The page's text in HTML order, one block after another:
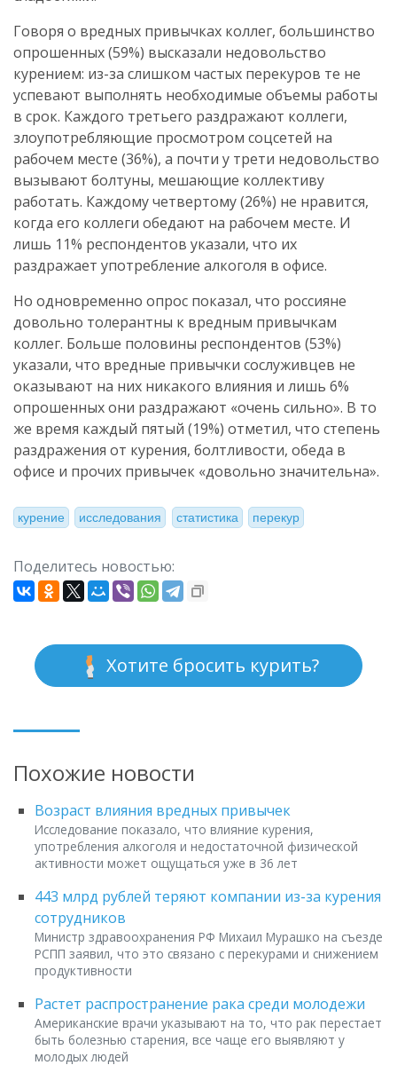
Говоря о вредных привычках коллег, большинство
опрошенных (59%) высказали недовольство
курением: из-за слишком частых перекуров те не
успевают выполнять необходимые объемы работы
в срок. Каждого третьего раздражают коллеги,
злоупотребляющие просмотром соцсетей на
рабочем месте (36%), а почти у трети недовольство
вызывают болтуны, мешающие коллективу
работать. Каждому четвертому (26%) не нравится,
когда его коллеги обедают на рабочем месте. И
лишь 11% респондентов указали, что их
раздражает употребление алкоголя в офисе.
Но одновременно опрос показал, что россияне
довольно толерантны к вредным привычкам
коллег. Больше половины респондентов (53%)
указали, что вредные привычки сослуживцев не
оказывают на них никакого влияния и лишь 6%
опрошенных они раздражают «очень сильно». В то
же время каждый пятый (19%) отметил, что степень
раздражения от курения, болтливости, обеда в
офисе и прочих привычек «довольно значительна».
курение исследования статистика перекур
Поделитесь новостью:
Хотите бросить курить?
Похожие новости
Возраст влияния вредных привычек
Исследование показало, что влияние курения,
употребления алкоголя и недостаточной физической
активности может ощущаться уже в 36 лет
443 млрд рублей теряют компании из-за курения
сотрудников
Министр здравоохранения РФ Михаил Мурашко на съезде
РСПП заявил, что это связано с перекурами и снижением
продуктивности
Растет распространение рака среди молодежи
Американские врачи указывают на то, что рак перестает
быть болезнью старения, все чаще его выявляют у
молодых людей